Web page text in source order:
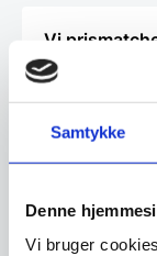
Samtykke
Denne
Vi bruger
Vi